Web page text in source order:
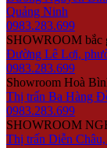
Quảng Ninh
0983.283.699
SHOWROOM bắc
Đường Lê Lợi,
0983.283.699
Showroom Hoà
Thị trấn Ba Hàng
0983.283.699
SHOWROOM
Thị trấn Diễn